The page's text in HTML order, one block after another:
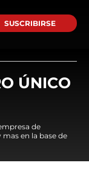
SUSCRIBIRSE
ÚNICO
de
en la base de